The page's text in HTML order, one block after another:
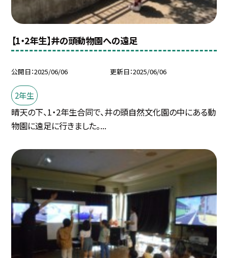
【1・2年生】井の頭動物園への遠足
公開日 2025/06/06 更新日 2025/06/06
2年生
晴天の下、1・2年生合同で、井の頭自然文化園の中にある動
物園に遠足に行きました。...